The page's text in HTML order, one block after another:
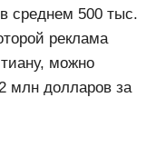
среднем 500 тыс.
реклама
можно
млн долларов за